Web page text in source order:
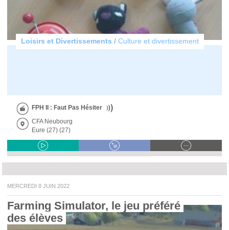
Loisirs et Divertissements / Culture et divertissement
FPH II : Faut Pas Hésiter
CFA Neubourg
Eure (27) (27)
MERCREDI 8 JUIN 2022
Farming Simulator, le jeu préféré
des élèves